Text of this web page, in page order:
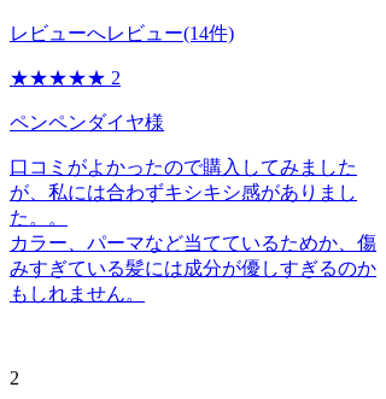
レビューへレビュー(14件)
★★★★★ 2
ペンペンダイヤ様
口コミがよかったので購入してみました
が、私には合わずキシキシ感がありまし
た。。
カラー、パーマなど当てているためか、傷
みすぎている髪には成分が優しすぎるのか
もしれません。
2